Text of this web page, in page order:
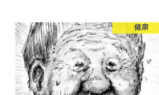
健康